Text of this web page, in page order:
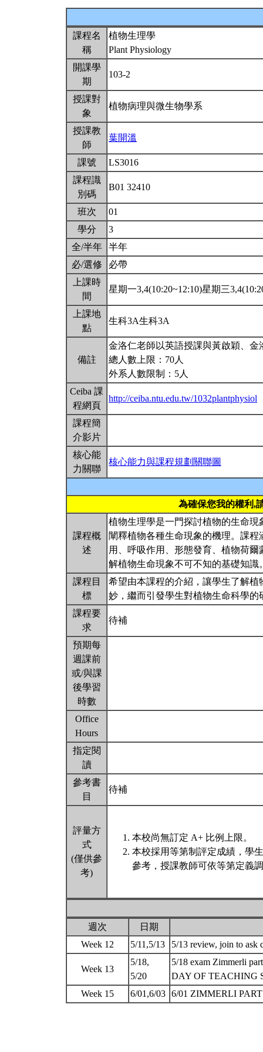
課程名
稱
植物生理學
Plant Physiology
開課學
期
103-2
授課對
象
植物病理與微生物學系
授課教
師
葉開溫
課號
LS3016
課程識
別碼
B01 32410
班次
01
學分
3
全/半年
半年
必/選修
必帶
上課時
間
星期一3,4(10:20~12:10)星期三
上課地
點
生科3A生科3A
備註
金洛仁老師以英語授課與黃啟穎、金
總人數上限：70人
外系人數限制：5人
Ceiba 課
程網頁
http://ceiba.ntu.edu.tw/1032plantphysiol
課程簡
介影片
核心能
力關聯
核心能力與課程規劃關聯圖
為確保您我的權利,
課程概
述
植物生理學是一門探討植物的生命
闡釋植物各種生命現象的機理。課
用、呼吸作用、形態發育、植物荷
解植物生命現象不可不知的基礎知識
課程目
標
希望由本課程的介紹，讓學生了解
妙，繼而引發學生對植物生命科學
課程要
求
待補
預期每
週課前
或/與課
後學習
時數
Office
Hours
指定閱
讀
參考書
目
待補
評量方
式
(僅供參
考)
本校尚無訂定 A+ 比例上限。
本校採用等第制評定成績，學
參考，授課教師可依等第定義
週次
日期
Week 12
5/11,5/13 5/13 review, join to ask
Week 13
5/18,
5/20
5/18 exam Zimmerli
DAY OF TEACHING
Week 15
6/01,6/03 6/01 ZIMMERLI